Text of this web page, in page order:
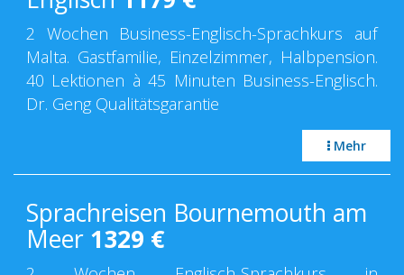
2 Wochen Business-Englisch-Sprachkurs auf
Malta. Gastfamilie, Einzelzimmer, Halbpension.
40 Lektionen à 45 Minuten Business-Englisch.
Dr. Geng Qualitätsgarantie
Mehr
Sprachreisen Bournemouth am
Meer 1329 €